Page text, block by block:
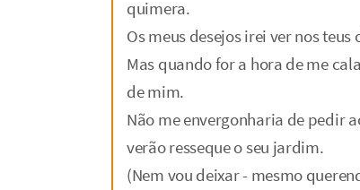
quimera.
Os meus desejos irei ver nos
Mas quando for a hora de me
de mim.
Não me envergonharia de pedir
verão resseque o seu jardim.
(Nem vou deixar - mesmo